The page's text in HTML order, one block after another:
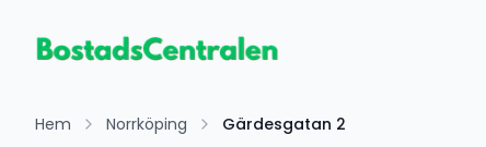
Hem Norrköping Gärdesgatan 2